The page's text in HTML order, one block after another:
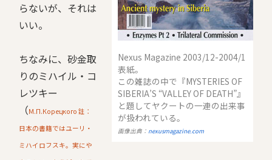
Nexus Magazine 2003/12-2004/1
表紙。
この雑誌の中で『MYSTERIES OF
SIBERIA’S “VALLEY OF DEATH”』
と題してヤクートの一連の出来事
が扱われている。
画像出典： nexusmagazine.com
らないが、それは
いい。
ちなみに、砂金取
りのミハイル・コ
レツキー
（М.П.Корецкого 註：
日本の書籍ではユーリ・
ミハイロフスキ。実にや